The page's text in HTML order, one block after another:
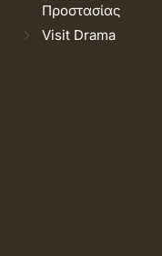
Προστασίας
Visit Drama